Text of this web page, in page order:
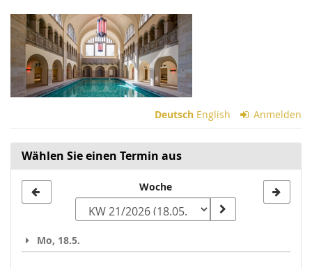
Zum
Haupt-
Inhalt
springen
Deutsch English Anmelden
Wählen Sie einen Termin aus
zur
auswählen
Woche
Mo, 18.5.